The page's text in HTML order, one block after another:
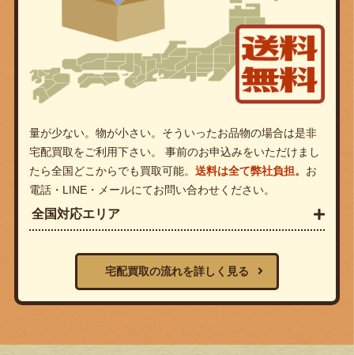
量が少ない。物が小さい。そういったお品物の場合は是非
宅配買取をご利用下さい。 事前のお申込みをいただけまし
たら全国どこからでも買取可能。 送料は全て弊社負担。 お
電話・LINE・メールにてお問い合わせください。
全国対応エリア
宅配買取の流れを詳しく見る